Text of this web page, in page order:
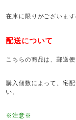
在庫に限りがございま
配送について
こちらの商品は、郵送
購入個数によって、宅
い。
※注意※